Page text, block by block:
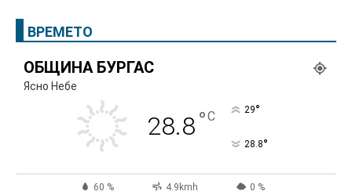
ВРЕМЕТО
ОБЩИНА БУРГАС
Ясно Небе
28.8°C 29°
28.8°
60 % 4.9kmh 0 %